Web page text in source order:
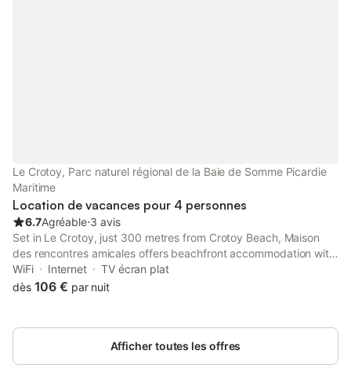
Le Crotoy, Parc naturel régional de la Baie de Somme Picardie
Maritime
Location de vacances pour 4 personnes
6.7Agréable⋅3 avis
Set in Le Crotoy, just 300 metres from Crotoy Beach, Maison
des rencontres amicales offers beachfront accommodation with
a private beach area and free WiFi. The property is located 49
km from Maréis Sea Fishing Discovery Centre, 7.
WiFi Internet
TV écran plat
dès 106 € par nuit
Afficher toutes les offres